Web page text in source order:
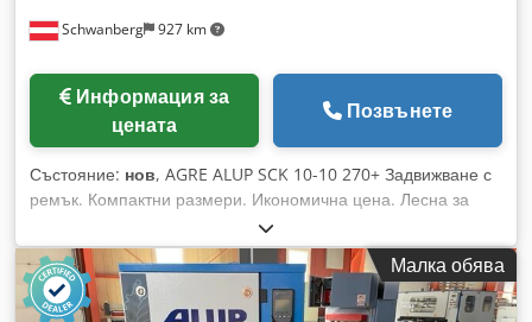
Schwanberg 927 km
Информация за
цената
Позвънете
Състояние: нов, AGRE ALUP SCK 10-10 270+ Задвижване с
ремък. Компактни размери. Икономична цена. Лесна за
работа. Перфектно решение за индустрията и
занаятчийските предприятия. Отлично качество на
сгъстения въздух. Вграден хладилен изсушител.
Звукоизолиран винтов компресор с клиновиден ремъчен
Малка обява